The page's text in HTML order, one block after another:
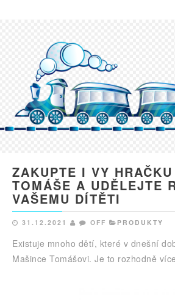
ZAKUPTE I VY
TOMÁŠE A UDĚLEJTE
VAŠEMU DÍTĚTI
31.12.2021 OFF PRODUKTY
Existuje mnoho dětí, které v dnešní
Mašince Tomášovi. Je to rozhodně